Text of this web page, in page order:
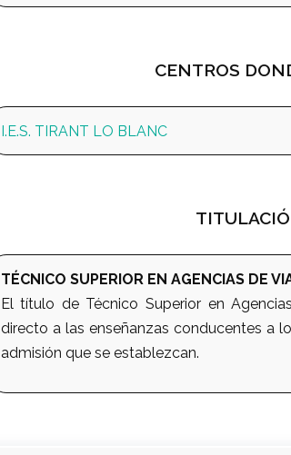
CENTROS
I.E.S. TIRANT LO BLANC
TÉCNICO SUPERIOR EN AGENCIAS DE
El título de Técnico Superior en
directo a las enseñanzas conducentes a
admisión que se establezcan.